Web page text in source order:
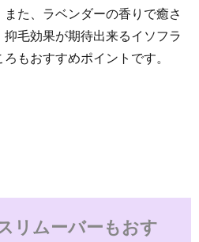
た、ラベンダーの香りで癒さ
毛効果が期待出来るイソフラ
もおすすめポイントです。
リムーバーもおす